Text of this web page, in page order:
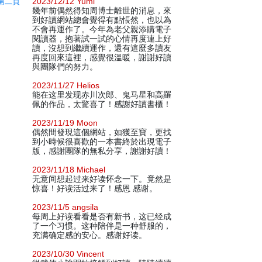
幾年前偶然得知周博士離世的消息，來
到好讀網站總會覺得有點悵然，也以為
不會再運作了。今年為老父親添購電子
閱讀器，抱著試一試的心情再度連上好
讀，沒想到繼續運作，還有這麼多讀友
再度回來這裡，感覺很溫暖，謝謝好讀
與團隊們的努力。
2023/11/27 Helios
能在这里发现赤川次郎、鬼马星和高羅
佩的作品，太驚喜了！感謝好讀書櫃！
2023/11/19 Moon
偶然間發現這個網站，如獲至寶，更找
到小時候很喜歡的一本書終於出現電子
版，感謝團隊的無私分享，謝謝好讀！
2023/11/18 Michael
无意间想起过来好读怀念一下。竟然是
惊喜！好读活过来了！感恩 感谢。
2023/11/5 angsila
每周上好读看看是否有新书，这已经成
了一个习惯。这种陪伴是一种舒服的，
充满确定感的安心。感谢好读。
2023/10/30 Vincent